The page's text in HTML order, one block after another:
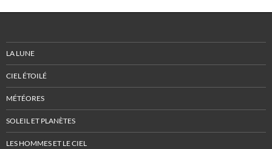
LA LUNE
CIEL ÉTOILÉ
MÉTÉORES
SOLEIL ET PLANÈTES
LES HOMMES ET LE CIEL